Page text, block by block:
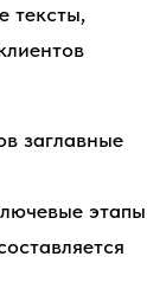
тексты,
заглавные
этапы